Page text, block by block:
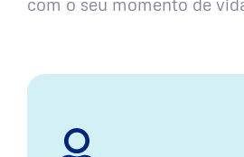
com o seu momento de